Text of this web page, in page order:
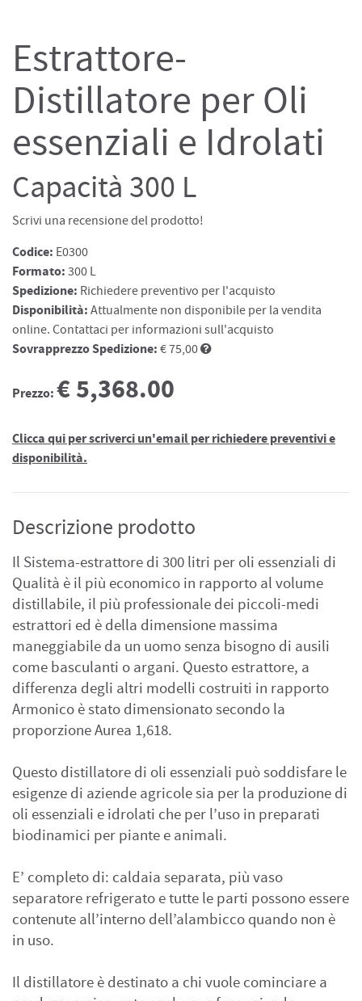
Estrattore-
Distillatore per Oli
essenziali e Idrolati
Capacità 300 L
Scrivi una recensione del prodotto!
Codice: E0300
Formato: 300 L
Spedizione: Richiedere preventivo per l'acquisto
Disponibilità: Attualmente non disponibile per la vendita
online. Contattaci per informazioni sull'acquisto
Sovrapprezzo Spedizione: € 75,00
Prezzo:€ 5,368.00
Clicca qui per scriverci un'email per richiedere preventivi e
disponibilità.
Descrizione prodotto
Il Sistema-estrattore di 300 litri per oli essenziali di
Qualità è il più economico in rapporto al volume
distillabile, il più professionale dei piccoli-medi
estrattori ed è della dimensione massima
maneggiabile da un uomo senza bisogno di ausili
come basculanti o argani. Questo estrattore, a
differenza degli altri modelli costruiti in rapporto
Armonico è stato dimensionato secondo la
proporzione Aurea 1,618.
Questo distillatore di oli essenziali può soddisfare le
esigenze di aziende agricole sia per la produzione di
oli essenziali e idrolati che per l’uso in preparati
biodinamici per piante e animali.
E’ completo di: caldaia separata, più vaso
separatore refrigerato e tutte le parti possono essere
contenute all’interno dell’alambicco quando non è
in uso.
Il distillatore è destinato a chi vuole cominciare a